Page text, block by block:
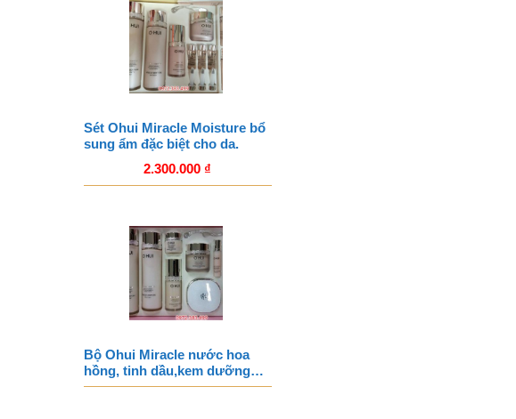
Sét Ohui Miracle Moisture bổ
sung ẩm đặc biệt cho da.
2.300.000 ₫
Bộ Ohui Miracle nước hoa
hồng, tinh dầu,kem dưỡng…